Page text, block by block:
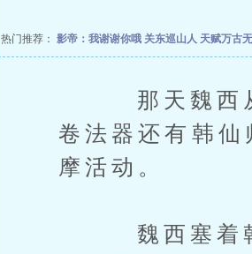
热门推荐： 影帝：我谢谢你哦 关东巡山人 天赋万古
那天魏西从
卷法器还有韩
摩活动。
魏西塞着乾